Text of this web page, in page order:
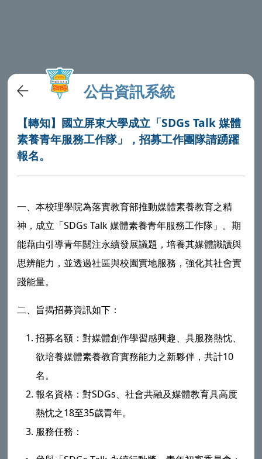
公告資訊系統
【轉知】國立屏東大學成立「SDGs Talk 媒體
素養青年服務工作隊」，招募工作團隊請踴躍
報名。
一、本校理學院為落實教育部推動媒體素養教育之精
神，成立「SDGs Talk 媒體素養青年服務工作隊」。期
能藉由引導青年關注永續發展議題，培養其媒體識讀與
思辨能力，並透過社區與校園實地服務，強化其社會實
踐能量。
二、旨揭招募資訊如下：
招募名額：對媒體創作學習感興趣、具服務熱忱、
欲培養媒體素養教育實務能力之新夥伴，共計10
名。
報名資格：對SDGs、社會共融及媒體教育具高度
熱忱之18至35歲青年。
服務任務：